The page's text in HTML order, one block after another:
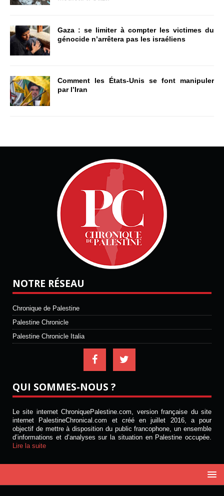
Gaza : se limiter à compter les victimes du
génocide n’arrêtera pas les israéliens
Comment les États-Unis se font manipuler
par l’Iran
NOTRE RÉSEAU
Chronique de Palestine
Palestine Chronicle
Palestine Chronicle Italia
QUI SOMMES-NOUS ?
Le site internet ChroniquePalestine.com, version française du site
internet PalestineChronical.com et créé en juillet 2016, a pour
objectif de mettre à disposition du public francophone, un ensemble
d’informations et d’analyses sur la situation en Palestine occupée.
Lire la suite